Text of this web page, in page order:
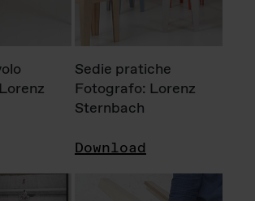
Sedie pratiche
Fotografo: Lorenz
Sternbach
Download